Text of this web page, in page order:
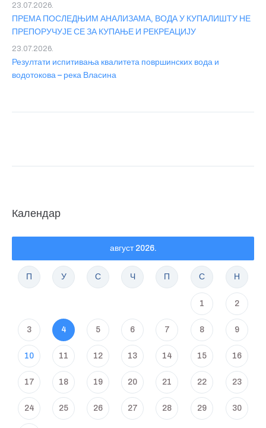
ПРЕМА ПОСЛЕДЊИМ АНАЛИЗАМА, ВОДА У КУПАЛИШТУ НЕ
ПРЕПОРУЧУЈЕ СЕ ЗА КУПАЊЕ И РЕКРЕАЦИЈУ
23.07.2026.
Резултати испитивања квалитета површинских вода и
водотокова – река Власина
23.07.2026.
Календар
август 2026.
П У С Ч П С Н
1 2
3 4 5 6 7 8 9
10 11 12 13 14 15 16
17 18 19 20 21 22 23
24 25 26 27 28 29 30